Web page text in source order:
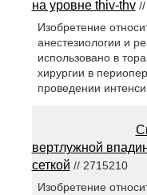
на уровне thiv-thv//
Изобретение
анестезиологии и
использовано в
хирургии в
проведении
вертлужной
сеткой // 2715210
Изобретение